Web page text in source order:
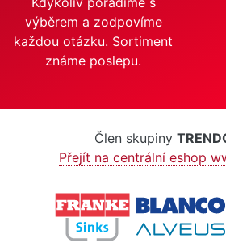
výběrem a zodpovíme
každou otázku. Sortiment
známe poslepu.
Člen skupiny
Přejít na centrální eshop